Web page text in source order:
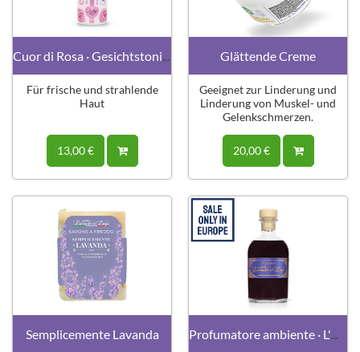
Cuor di Rosa · Gesichtstonikum
Für frische und strahlende
Haut
13,00 €
Glättende Creme
Geeignet zur Linderung und
Linderung von Muskel- und
Gelenkschmerzen.
20,00 €
Semplicemente Lavanda